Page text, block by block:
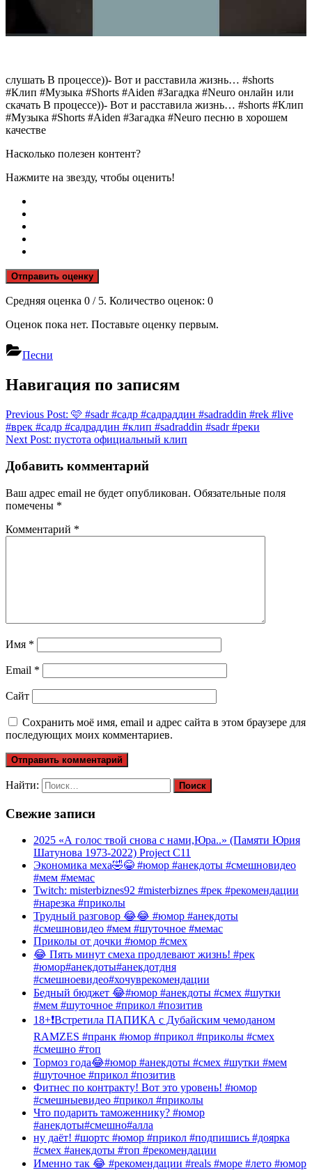
слушать В процессе))- Вот и расставила жизнь… #shorts
#Клип #Музыка #Shorts #Aiden #Загадка #Neuro онлайн или
скачать В процессе))- Вот и расставила жизнь… #shorts #Клип
#Музыка #Shorts #Aiden #Загадка #Neuro песню в хорошем
качестве
Насколько полезен контент?
Нажмите на звезду, чтобы оценить!
Отправить оценку
Средняя оценка 0 / 5. Количество оценок: 0
Оценок пока нет. Поставьте оценку первым.
Песни
Навигация по записям
Previous Post: 🩷 #sadr #садр #садраддин #sadraddin #rek #live
#врек #садр #садраддин #клип #sadraddin #sadr #реки
Next Post: пусᴛоᴛа официальный клип
Добавить комментарий
Ваш адрес email не будет опубликован. Обязательные поля
помечены *
Комментарий *
Имя *
Email *
Сайт
Сохранить моё имя, email и адрес сайта в этом браузере для
последующих моих комментариев.
Найти:
Свежие записи
2025 «А голос твой снова с нами,Юра..» (Памяти Юрия
Шатунова 1973-2022) Project C11
Экономика меха🤣😂 #юмор #анекдоты #смешновидео
#мем #мемас
Twitch: misterbiznes92 #misterbiznes #рек #рекомендации
#нарезка #приколы
Трудный разговор 😂😂 #юмор #анекдоты
#смешновидео #мем #шуточное #мемас
Приколы от дочки #юмор #смех
😂 Пять минут смеха продлевают жизнь! #рек
#юмор#анекдоты#анекдотдня
#смешноевидео#хочуврекомендации
Бедный бюджет 😂#юмор #анекдоты #смех #шутки
#мем #шуточное #прикол #позитив
18+❗️Встретила ПАПИКА с Дубайским чемоданом
RAMZES #пранк #юмор #прикол #приколы #смех
#смешно #топ
Тормоз года😂#юмор #анекдоты #смех #шутки #мем
#шуточное #прикол #позитив
Фитнес по контракту! Вот это уровень! #юмор
#смешныевидео #прикол #приколы
Что подарить таможеннику? #юмор
#анекдоты#смешно#алла
ну даёт! #шортс #юмор #прикол #подпишись #доярка
#смех #анекдоты #топ #рекомендации
Именно так 😂 #рекомендации #reals #море #лето #юмор